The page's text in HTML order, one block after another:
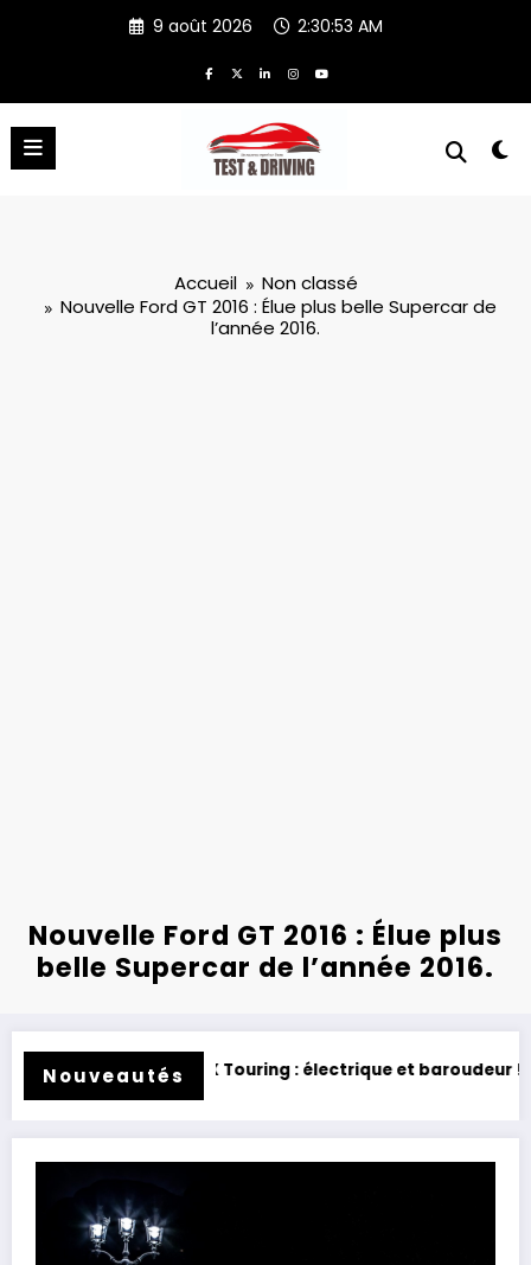
9 août 2026 2:30:54 AM
Accueil
Non classé
Nouvelle Ford GT 2016 : Élue plus belle Supercar de
l’année 2016.
Nouvelle Ford GT 2016 : Élue plus
belle Supercar de l’année 2016.
Nouveautés
: électrique et baroudeur ! Essai Swapa ZIP